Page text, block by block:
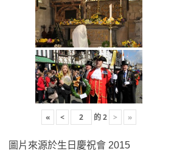
« < 的2 > »
圖片來源於生日慶祝會 2015